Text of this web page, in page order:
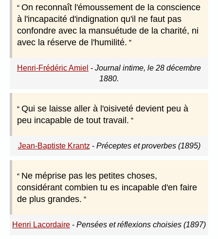
On reconnaît l'émoussement de la conscience
à l'incapacité d'indignation qu'il ne faut pas
confondre avec la mansuétude de la charité, ni
avec la réserve de l'humilité.
Henri-Frédéric Amiel - Journal intime, le 28 décembre
1880.
Qui se laisse aller à l'oisiveté devient peu à
peu incapable de tout travail.
Jean-Baptiste Krantz - Préceptes et proverbes (1895)
Ne méprise pas les petites choses,
considérant combien tu es incapable d'en faire
de plus grandes.
Henri Lacordaire - Pensées et réflexions choisies (1897)